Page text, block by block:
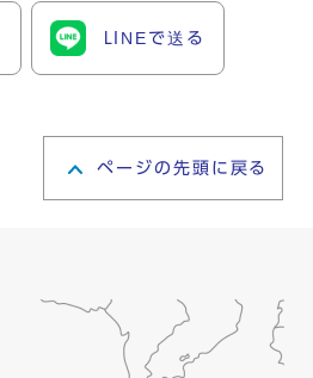
LINEで送る
ページの先頭に戻る